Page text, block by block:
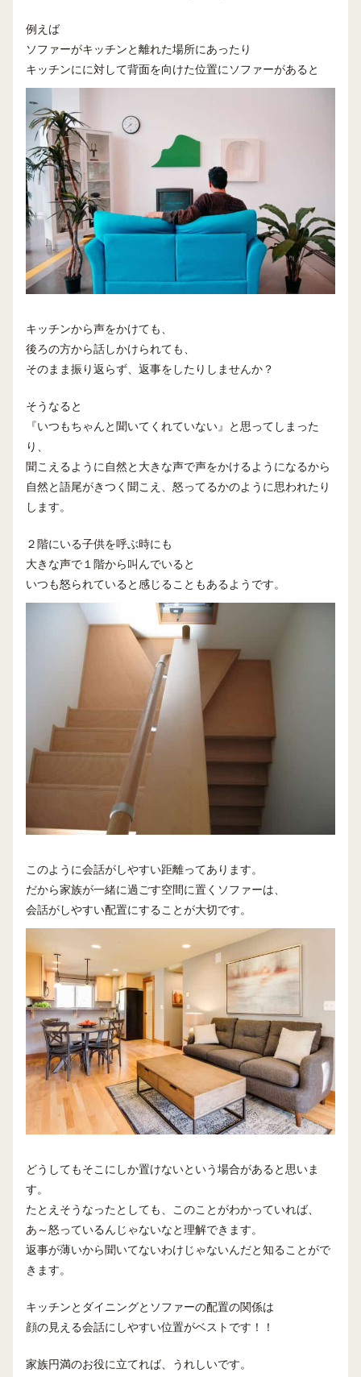
例えば
ソファーがキッチンと離れた場所にあったり
キッチンにに対して背面を向けた位置にソファーがあると
キッチンから声をかけても、
後ろの方から話しかけられても、
そのまま振り返らず、返事をしたりしませんか？
そうなると
『いつもちゃんと聞いてくれていない』と思ってしまった
り、
聞こえるように自然と大きな声で声をかけるようになるから
自然と語尾がきつく聞こえ、怒ってるかのように思われたり
します。
２階にいる子供を呼ぶ時にも
大きな声で１階から叫んでいると
いつも怒られていると感じることもあるようです。
このように会話がしやすい距離ってあります。
だから家族が一緒に過ごす空間に置くソファーは、
会話がしやすい配置にすることが大切です。
どうしてもそこにしか置けないという場合があると思いま
す。
たとえそうなったとしても、このことがわかっていれば、
あ～怒っているんじゃないなと理解できます。
返事が薄いから聞いてないわけじゃないんだと知ることがで
きます。
キッチンとダイニングとソファーの配置の関係は
顔の見える会話にしやすい位置がベストです！！
家族円満のお役に立てれば、うれしいです。